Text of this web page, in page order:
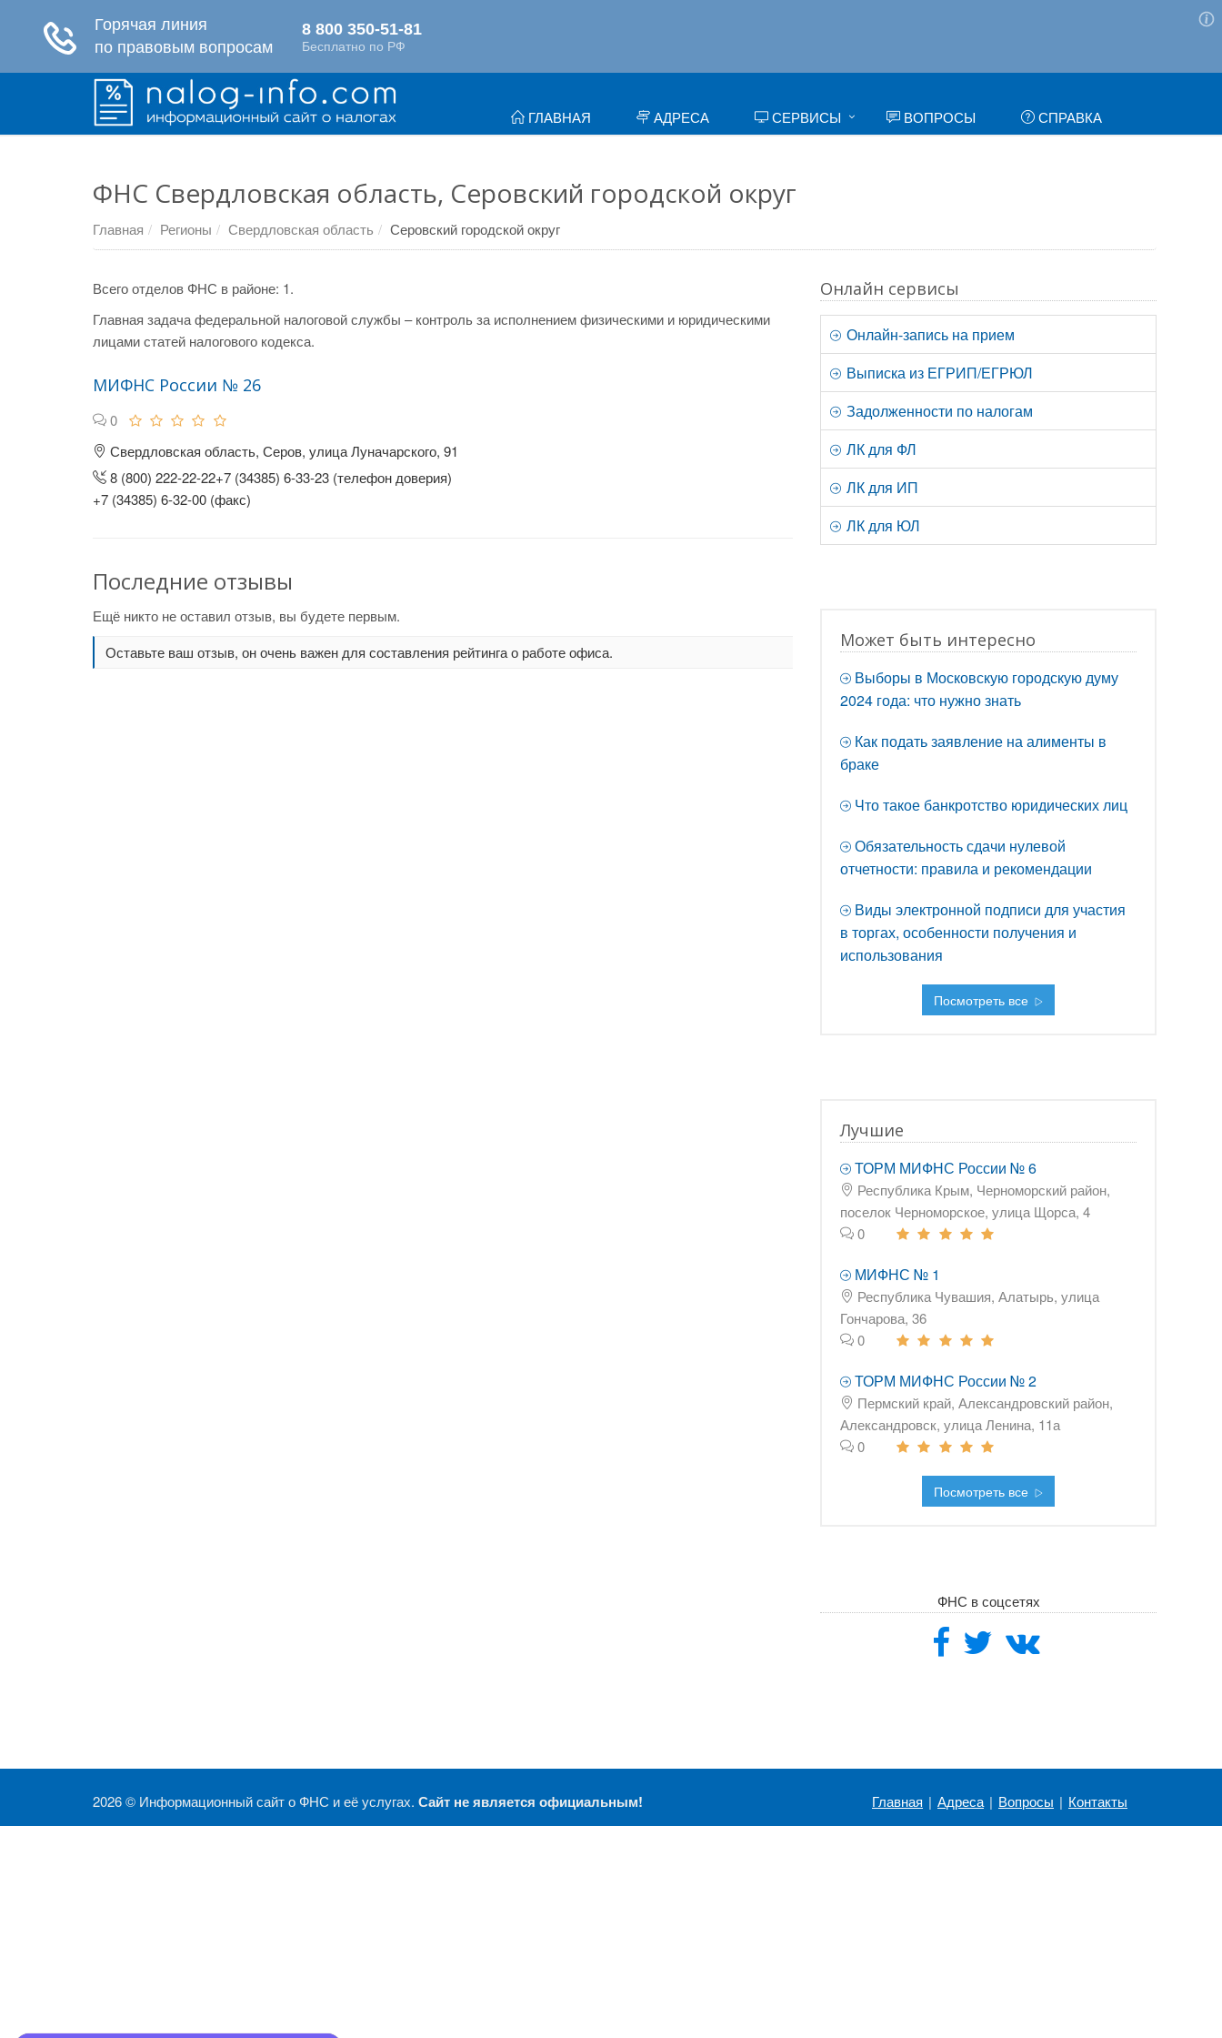
ГЛАВНАЯ АДРЕСА СЕРВИСЫ ВОПРОСЫ СПРАВКА
ФНС Свердловская область, Серовский городской округ
Главная Регионы Свердловская область Серовский городской округ
Всего отделов ФНС в районе: 1.
Главная задача федеральной налоговой службы – контроль за исполнением физическими и юридическими
лицами статей налогового кодекса.
МИФНС России № 26
0
Свердловская область, Серов, улица Луначарского, 91
8 (800) 222-22-22+7 (34385) 6-33-23 (телефон доверия)
+7 (34385) 6-32-00 (факс)
Последние отзывы
Ещё никто не оставил отзыв, вы будете первым.
Оставьте ваш отзыв, он очень важен для составления рейтинга о работе офиса.
Онлайн сервисы
Онлайн-запись на прием
Выписка из ЕГРИП/ЕГРЮЛ
Задолженности по налогам
ЛК для ФЛ
ЛК для ИП
ЛК для ЮЛ
Может быть интересно
Выборы в Московскую городскую думу
2024 года: что нужно знать
Как подать заявление на алименты в
браке
Что такое банкротство юридических лиц
Обязательность сдачи нулевой
отчетности: правила и рекомендации
Виды электронной подписи для участия
в торгах, особенности получения и
использования
Посмотреть все
Лучшие
ТОРМ МИФНС России № 6
Республика Крым, Черноморский район,
поселок Черноморское, улица Щорса, 4
0
МИФНС № 1
Республика Чувашия, Алатырь, улица
Гончарова, 36
0
ТОРМ МИФНС России № 2
Пермский край, Александровский район,
Александровск, улица Ленина, 11а
0
Посмотреть все
ФНС в соцсетях
2026 © Информационный сайт о ФНС и её услугах. Сайт не является официальным! Главная | Адреса | Вопросы | Контакты